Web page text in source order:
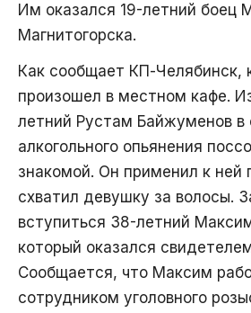
Им оказался 19-летний боец
Магнитогорска.
Как сообщает КП-Челябинск,
произошел в местном кафе.
летний Рустам Байжуменов в
алкогольного опьянения
знакомой. Он применил к ней
схватил девушку за волосы.
вступиться 38-летний
который оказался
Сообщается, что Максим
сотрудником уголовного